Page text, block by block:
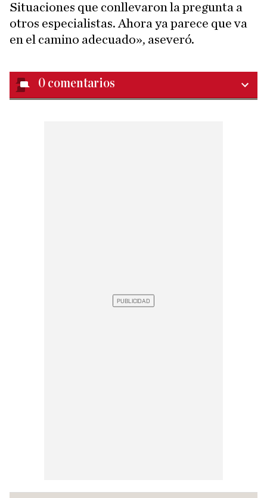
Situaciones que conllevaron la pregunta a
otros especialistas. Ahora ya parece que va
en el camino adecuado», aseveró.
0 comentarios